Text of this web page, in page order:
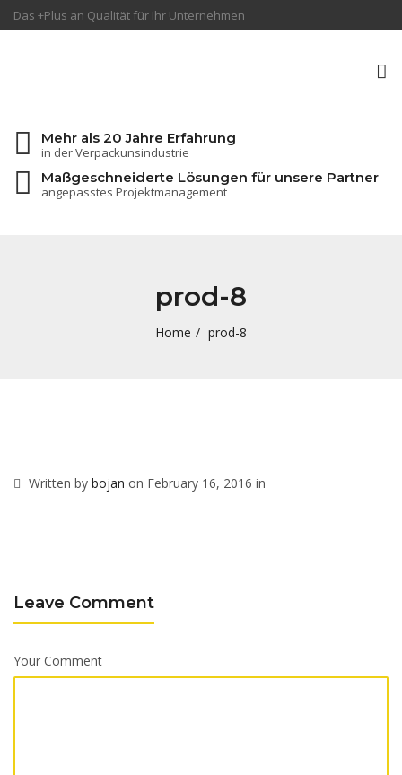
Das +Plus an Qualität für Ihr Unternehmen
Mehr als 20 Jahre Erfahrung
in der Verpackunsindustrie
Maßgeschneiderte Lösungen für unsere Partner
angepasstes Projektmanagement
prod-8
Home prod-8
Written by bojan on February 16, 2016 in
Leave Comment
Your Comment